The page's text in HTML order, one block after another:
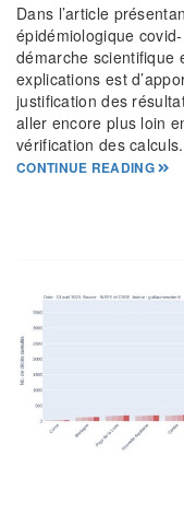
Dans l’article
épidémiologique
démarche scientifique
explications est
justification des
aller encore plus loin
vérification des
CONTINUE READING